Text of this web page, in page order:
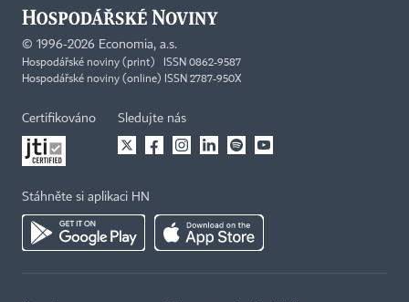
© 1996-2026 Economia, a.s.
Hospodářské noviny (print) ISSN 0862-9587
Hospodářské noviny (online) ISSN 2787-950X
Certifikováno Sledujte nás
Stáhněte si aplikaci HN